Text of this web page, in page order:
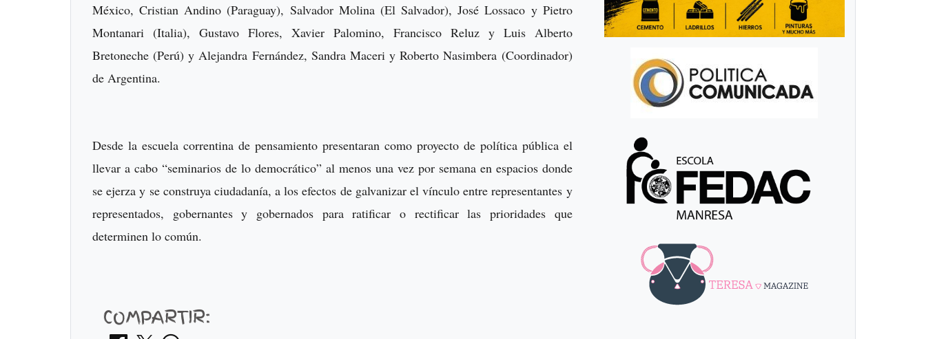
México, Cristian Andino (Paraguay), Salvador Molina (El Salvador), José Lossaco y Pietro
Montanari (Italia), Gustavo Flores, Xavier Palomino, Francisco Reluz y Luis Alberto
Bretoneche (Perú) y Alejandra Fernández, Sandra Maceri y Roberto Nasimbera (Coordinador)
de Argentina.
Desde la escuela correntina de pensamiento presentaran como proyecto de política pública el
llevar a cabo “seminarios de lo democrático” al menos una vez por semana en espacios donde
se ejerza y se construya ciudadanía, a los efectos de galvanizar el vínculo entre representantes y
representados, gobernantes y gobernados para ratificar o rectificar las prioridades que
determinen lo común.
COMPARTIR: